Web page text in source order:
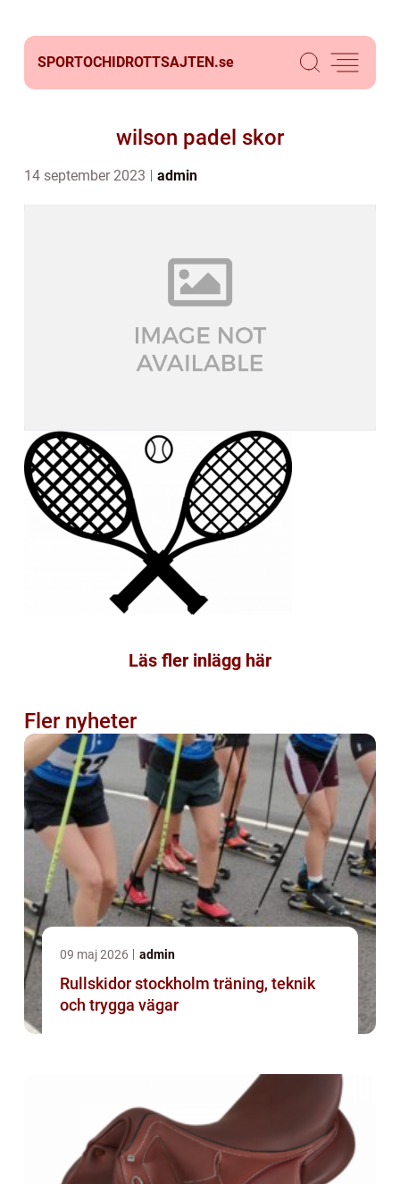
SPORTOCHIDROTTSAJTEN.se
wilson padel skor
14 september 2023 admin
Läs fler inlägg här
Fler nyheter
09 maj 2026 admin
Rullskidor stockholm träning, teknik
och trygga vägar